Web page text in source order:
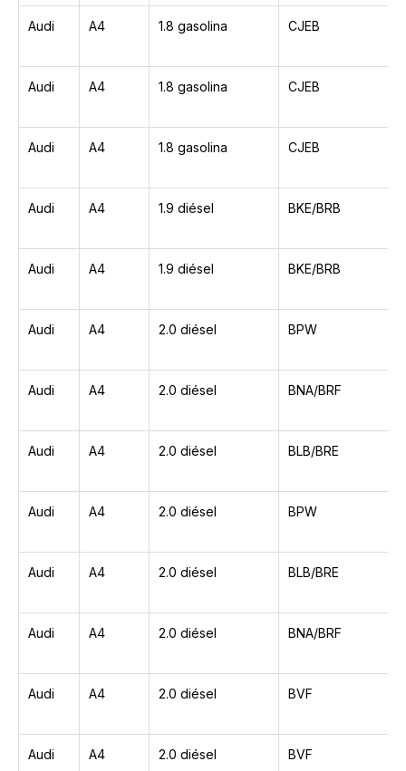
Audi A4 1.8 gasolina CJEB
Audi A4 1.8 gasolina CJEB
Audi A4 1.8 gasolina CJEB
Audi A4 1.9 diésel BKE/BRB
Audi A4 1.9 diésel BKE/BRB
Audi A4 2.0 diésel BPW
Audi A4 2.0 diésel BNA/BRF
Audi A4 2.0 diésel BLB/BRE
Audi A4 2.0 diésel BPW
Audi A4 2.0 diésel BLB/BRE
Audi A4 2.0 diésel BNA/BRF
Audi A4 2.0 diésel BVF
Audi A4 2.0 diésel BVF